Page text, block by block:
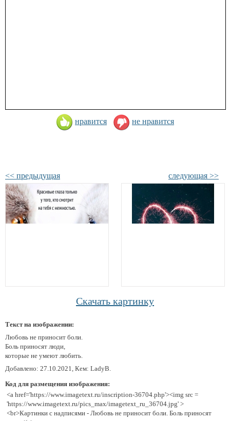
нравится не нравится
<< предыдущая следующая >>
Скачать картинку
Текст на изображении:
Любовь не приносит боли.
Боль приносят люди,
которые не умеют любить.
Добавлено: 27.10.2021, Кем: LadyB.
Код для размещения изображения:
<a href='https://www.imagetext.ru/inscription-36704.php'><img src =
'https://www.imagetext.ru/pics_max/imagetext_ru_36704.jpg' >
<br>Картинки с надписями - Любовь не приносит боли. Боль приносят